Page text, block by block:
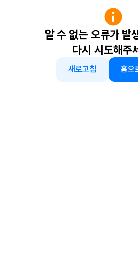
알 수 없는 오류가 발
다시 시도해주
새로고침 홈으